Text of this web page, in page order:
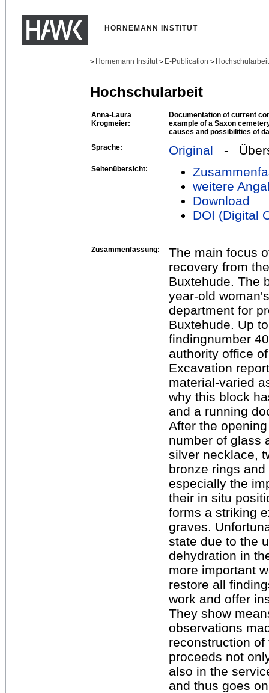
HORNEMANN INSTITUT
> Hornemann Institut > E-Publication >
Hochschularbeit
Anna-Laura
Krogmeier:
Documentation of current
example of a Saxon
causes and possibilities of
Sprache:
Original -
Seitenübersicht:
weitere
Download
DOI (Digital
Zusammenfassung:
The main focus
recovery from
Buxtehude. The
year-old
department for
Buxtehude. Up
findingnumber
authority office
Excavation
material-varied
why this block
and a running
After the
number of glass
silver necklace,
bronze rings
especially the
their in situ
forms a striking
graves.
state due to the
dehydration in
more important
restore all
work and offer
They show
observations
reconstruction
proceeds not
also in the
and thus goes